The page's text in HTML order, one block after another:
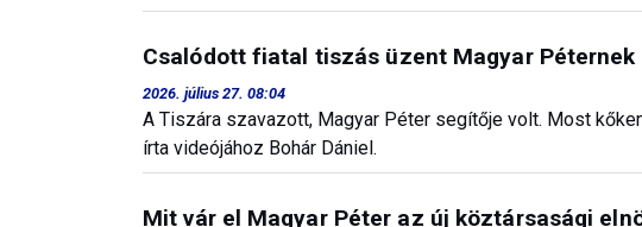
Csalódott fiatal tiszás üzent Magyar Péternek
2026. július 27. 08:04
A Tiszára szavazott, Magyar Péter segítője volt. Most
írta videójához Bohár Dániel.
Mit vár el Magyar Péter az új köztársasági